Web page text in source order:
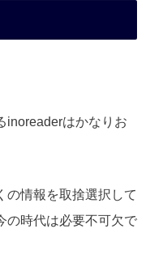
inoreaderはかなりお
の情報を取捨選択して
の時代は必要不可欠で